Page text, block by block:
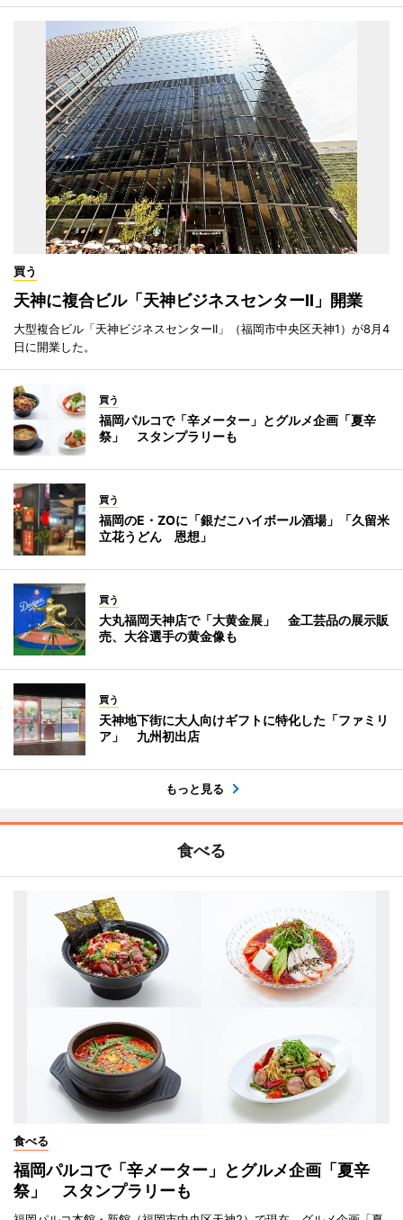
買う
天神に複合ビル「天神ビジネスセンターII」開業
大型複合ビル「天神ビジネスセンターII」（福岡市中央区天神1）が8月4
日に開業した。
買う
福岡パルコで「辛メーター」とグルメ企画「夏辛
祭」 スタンプラリーも
買う
福岡のE・ZOに「銀だこハイボール酒場」「久留米
立花うどん 恩想」
買う
大丸福岡天神店で「大黄金展」 金工芸品の展示販
売、大谷選手の黄金像も
買う
天神地下街に大人向けギフトに特化した「ファミリ
ア」 九州初出店
もっと見る
食べる
食べる
福岡パルコで「辛メーター」とグルメ企画「夏辛
祭」 スタンプラリーも